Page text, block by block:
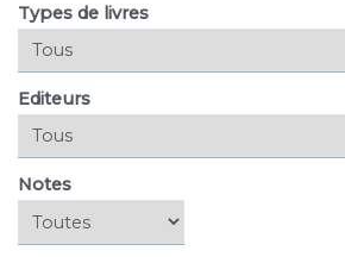
Types de livres
Editeurs
Notes